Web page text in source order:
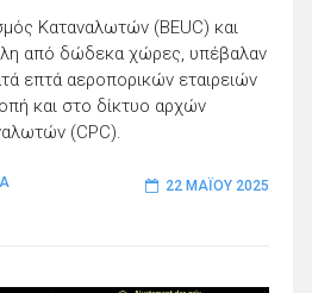
Καταναλωτών (BEUC) και
από δώδεκα χώρες, υπέβαλαν
επτά αεροπορικών εταιρειών
και στο δίκτυο αρχών
(CPC).
22 ΜΑΪ́ΟΥ 2025